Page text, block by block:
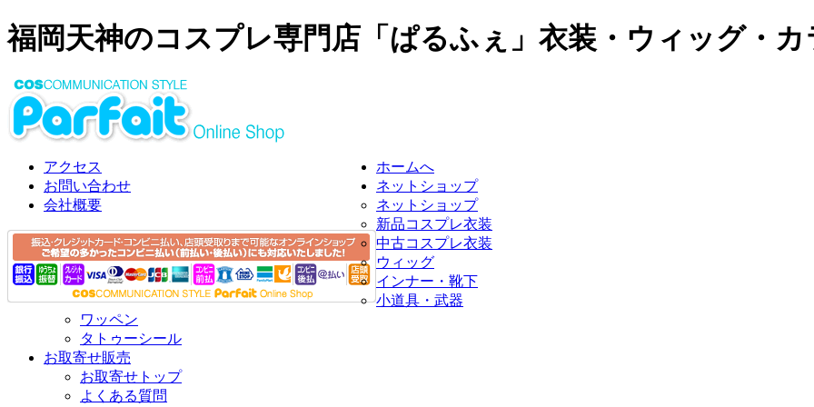
福岡天神のコスプレ専門店「ぱるふぇ」衣装・ウィッグ・
アクセス
お問い合わせ
会社概要
ホームへ
ネットショップ
ネットショップ
新品コスプレ衣装
中古コスプレ衣装
ウィッグ
インナー・靴下
小道具・武器
ワッペン
タトゥーシール
お取寄せ販売
お取寄せトップ
よくある質問